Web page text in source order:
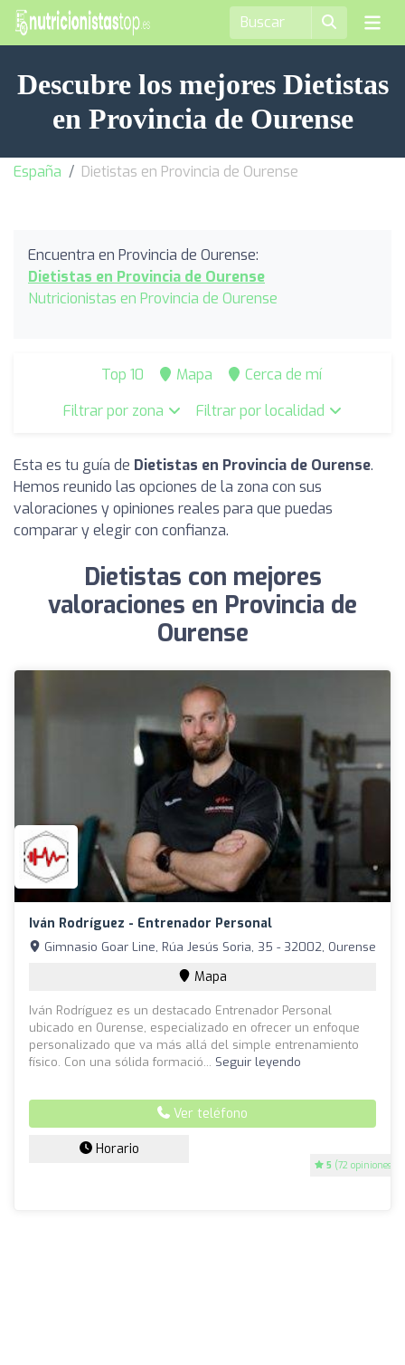
Descubre los mejores Dietistas
en Provincia de Ourense
España Dietistas en Provincia de Ourense
Encuentra en Provincia de Ourense:
Dietistas en Provincia de Ourense
Nutricionistas en Provincia de Ourense
Top 10 Mapa
Cerca de mí
Filtrar por zona
Filtrar por localidad
Esta es tu guía de Dietistas en Provincia de Ourense.
Hemos reunido las opciones de la zona con sus
valoraciones y opiniones reales para que puedas
comparar y elegir con confianza.
Dietistas con mejores
valoraciones en Provincia de
Ourense
Iván Rodríguez - Entrenador Personal
5 (72 opiniones)
Gimnasio Goar Line, Rúa Jesús Soria, 35 - 32002, Ourense
Mapa
Iván Rodríguez es un destacado Entrenador Personal
ubicado en Ourense, especializado en ofrecer un enfoque
personalizado que va más allá del simple entrenamiento
físico. Con una sólida formació... Seguir leyendo
Ver teléfono
Horario